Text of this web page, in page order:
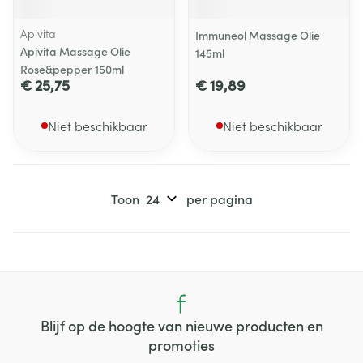
Apivita
Apivita Massage Olie
Rose&pepper 150ml
€ 25,75
Niet beschikbaar
Immuneol Massage Olie
145ml
€ 19,89
Niet beschikbaar
Toon per pagina
Blijf op de hoogte van nieuwe producten en
promoties